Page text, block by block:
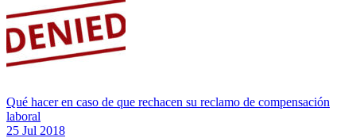
Qué hacer en caso de que rechacen su reclamo de compensación
laboral
25 Jul 2018